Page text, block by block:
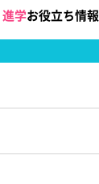
学お役立ち情報